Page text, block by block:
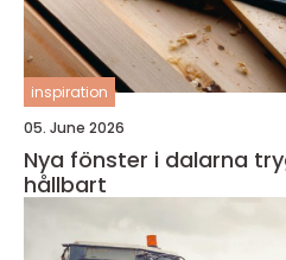
inspiration
05. June 2026
Nya fönster i dalarna tryggt, vackert och
hållbart